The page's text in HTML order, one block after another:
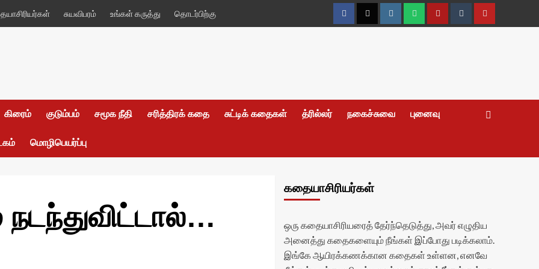
சுயவிபரம் உங்கள் கருத்து தொடர்பிற்கு
FacebookTwitterInstagramWhatsappTelegramTumblrYouTube
கிரைம் குடும்பம் சமூக நீதி சரித்திரக் கதை சுட்டிக் கதைகள் த்ரில்லர் நகைச்சுவை புனைவு
மொழிபெயர்ப்பு
கதையாசிரியர்கள்
ஒரு கதையாசிரியரைத் தேர்ந்தெடுத்து, அவர் எழுதிய
அனைத்து கதைகளையும் நீங்கள் இப்போது படிக்கலாம்.
இங்கே ஆயிரக்கணக்கான கதைகள் உள்ளன, எனவே